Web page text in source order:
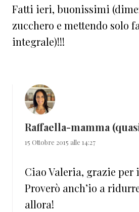
Fatti ieri, buonissimi
zucchero e mettendo solo
integrale)!!!
Raffaella-mamma
15 Ottobre 2015 alle 14:27
Ciao Valeria, grazie per
Proverò anch’io a
allora!